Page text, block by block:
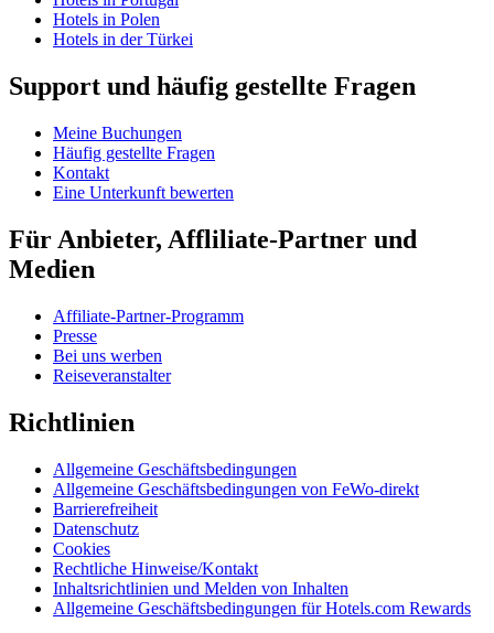
Hotels in Polen
Hotels in der Türkei
Support und häufig gestellte Fragen
Meine Buchungen
Häufig gestellte Fragen
Kontakt
Eine Unterkunft bewerten
Für Anbieter, Affliliate-Partner und
Medien
Affiliate-Partner-Programm
Presse
Bei uns werben
Reiseveranstalter
Richtlinien
Allgemeine Geschäftsbedingungen
Allgemeine Geschäftsbedingungen von FeWo-direkt
Barrierefreiheit
Datenschutz
Cookies
Rechtliche Hinweise/Kontakt
Inhaltsrichtlinien und Melden von Inhalten
Allgemeine Geschäftsbedingungen für Hotels.com Rewards